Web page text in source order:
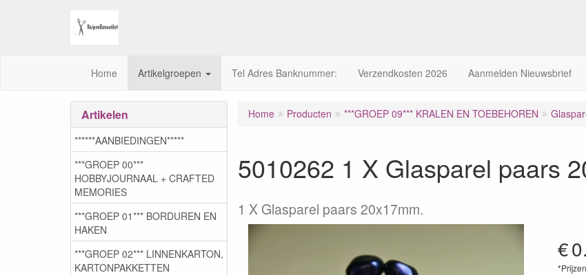
Home Artikelgroepen Tel Adres Banknummer: Verzendkosten 2026 Aanmelden Nieuwsbrief
Home Producten ***GROEP 09*** KRALEN EN TOEBEHOREN
5010262 1 X Glasparel paars
1 X Glasparel paars 20x17mm.
€
Artikelen
******AANBIEDINGEN*****
***GROEP 00***
HOBBYJOURNAAL + CRAFTED
MEMORIES
***GROEP 01*** BORDUREN EN
HAKEN
***GROEP 02*** LINNENKARTON,
KARTONPAKKETTEN